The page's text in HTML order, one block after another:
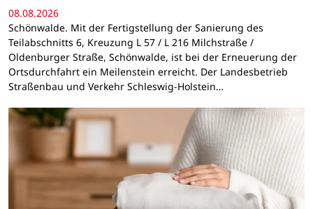
08.08.2026
Schönwalde. Mit der Fertigstellung der Sanierung des
Teilabschnitts 6, Kreuzung L 57 / L 216 Milchstraße /
Oldenburger Straße, Schönwalde, ist bei der Erneuerung der
Ortsdurchfahrt ein Meilenstein erreicht. Der Landesbetrieb
Straßenbau und Verkehr Schleswig-Holstein…